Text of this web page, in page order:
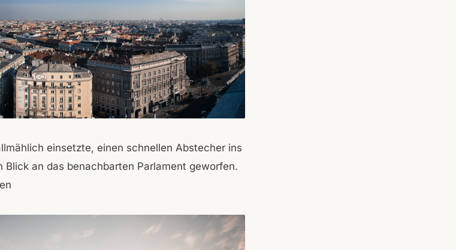
einsetzte, einen schnellen Abstecher ins
Blick an das benachbarten Parlament geworfen.